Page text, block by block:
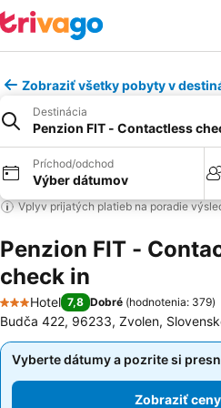
Zobraziť všetky pobyty v
Destinácia
Penzion FIT - Contactless
Príchod/odchod
Výber dátumov
Vplyv prijatých platieb na poradie
Penzion FIT -
check in
3 Počet hviezdičiek
Hotel 7,8 Dobré (hodnotenia: 379)
Budča 422, 96233, Zvolen,
Vyberte dátumy a pozrite si
Zobraziť
Vyberte dátumy a pozrite si
Zobraziť ceny